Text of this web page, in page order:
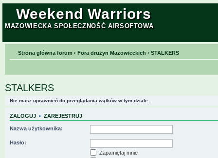
Weekend Warriors
MAZOWIECKA SPOŁECZNOŚĆ AIRSOFTOWA
Strona główna forum ‹ Fora drużyn Mazowieckich ‹ STALKERS
STALKERS
Nie masz uprawnień do przeglądania wątków w tym dziale.
ZALOGUJ • ZAREJESTRUJ
Nazwa użytkownika:
Hasło:
Zapamiętaj mnie